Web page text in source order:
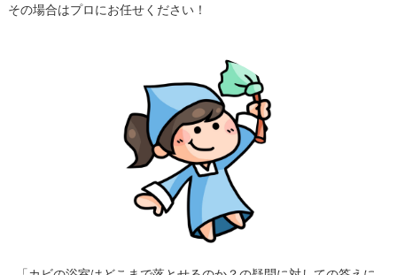
その場合はプロにお任せください！